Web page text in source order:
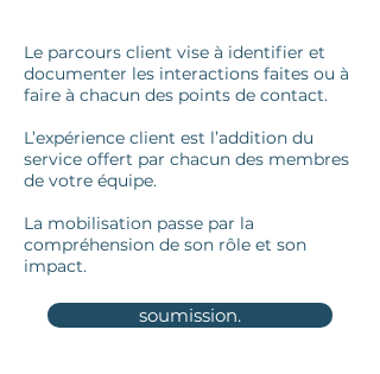
Le parcours client vise à identifier et
documenter les interactions faites ou à
faire à chacun des points de contact.
L’expérience client est l’addition du
service offert par chacun des membres
de votre équipe.
La mobilisation passe par la
compréhension de son rôle et son
impact.
soumission.